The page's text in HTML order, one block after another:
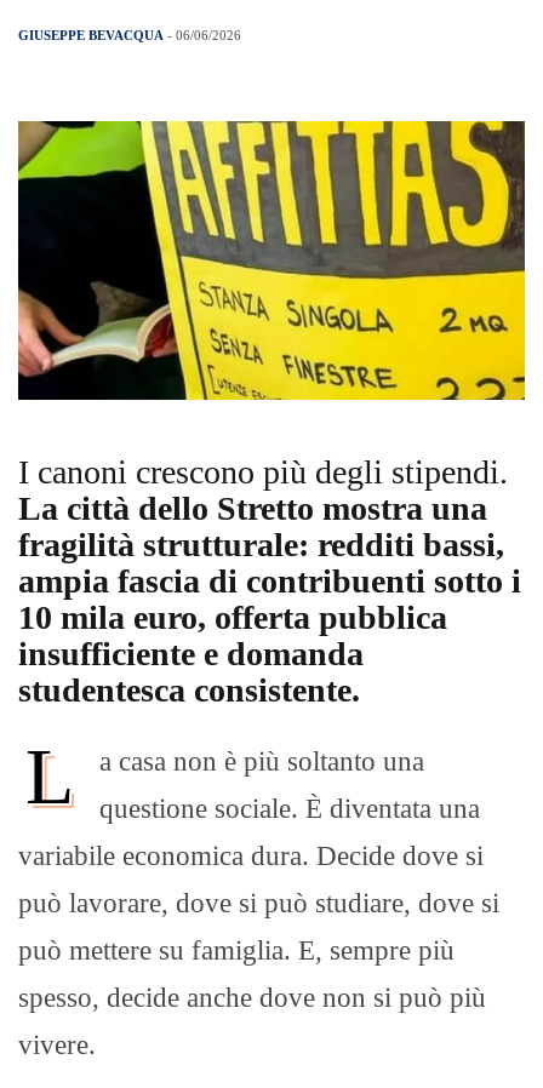
GIUSEPPE BEVACQUA - 06/06/2026
I canoni crescono più degli stipendi.
La città dello Stretto mostra una
fragilità strutturale: redditi bassi,
ampia fascia di contribuenti sotto i
10 mila euro, offerta pubblica
insufficiente e domanda
studentesca consistente.
L
a casa non è più soltanto una
questione sociale. È diventata una
variabile economica dura. Decide dove si
può lavorare, dove si può studiare, dove si
può mettere su famiglia. E, sempre più
spesso, decide anche dove non si può più
vivere.